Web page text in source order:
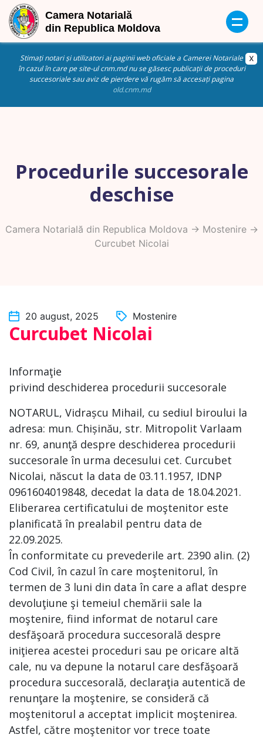
Stimați notari și utilizatori ai paginii web oficiale a Camerei Notariale
în cazul în care pe site-ul cnm.md nu se găsesc publicații de proceduri
succesoriale sau aviz de pierdere vă rugăm să accesați pagina
old.cnm.md
Procedurile succesorale
deschise
Camera Notarială din Republica Moldova -> Mostenire->
Curcubet Nicolai
20 august, 2025 Mostenire
Curcubet Nicolai
Informaţie
privind deschiderea procedurii succesorale
NOTARUL, Vidrașcu Mihail, cu sediul biroului la
adresa: mun. Chișinău, str. Mitropolit Varlaam
nr. 69, anunţă despre deschiderea procedurii
succesorale în urma decesului cet. Curcubet
Nicolai, născut la data de 03.11.1957, IDNP
0961604019848, decedat la data de 18.04.2021.
Eliberarea certificatului de moştenitor este
planificată în prealabil pentru data de
22.09.2025.
În conformitate cu prevederile art. 2390 alin. (2)
Cod Civil, în cazul în care moştenitorul, în
termen de 3 luni din data în care a aflat despre
devoluţiune şi temeiul chemării sale la
moştenire, fiind informat de notarul care
desfăşoară procedura succesorală despre
iniţierea acestei proceduri sau pe oricare altă
cale, nu va depune la notarul care desfăşoară
procedura succesorală, declaraţia autentică de
renunţare la moştenire, se consideră că
moştenitorul a acceptat implicit moştenirea.
Astfel, către moştenitor vor trece toate